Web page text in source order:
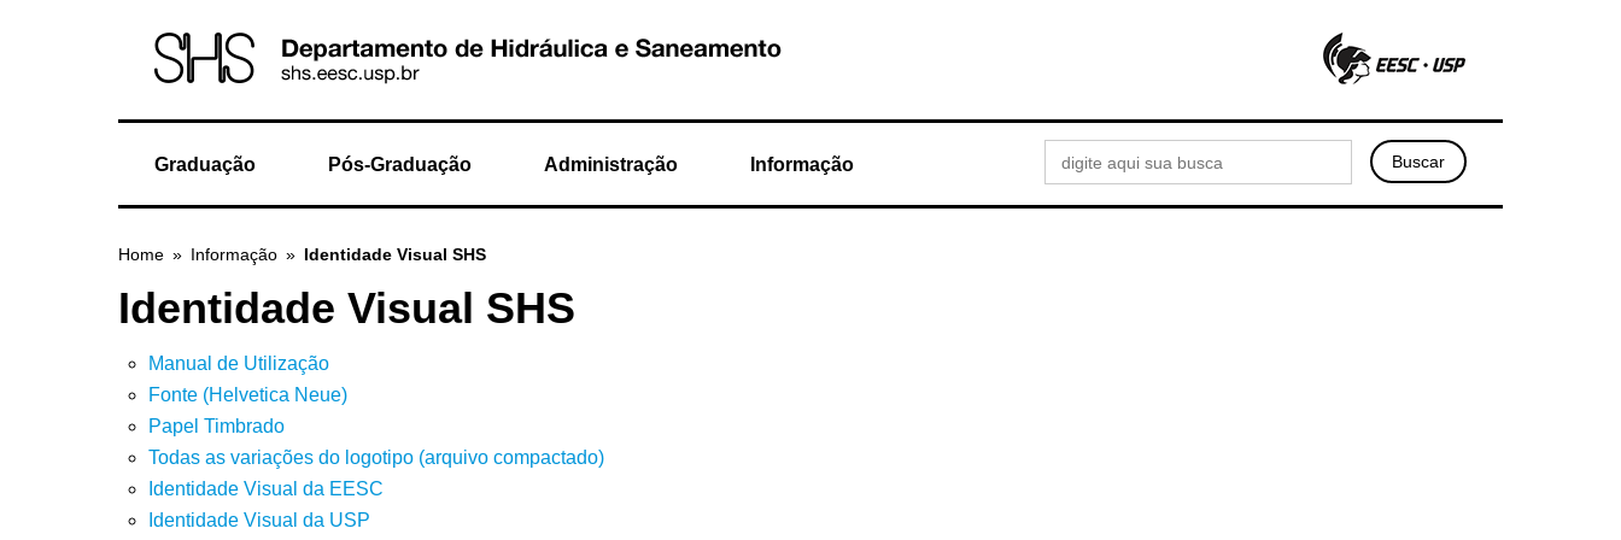
Graduação Pós-Graduação Administração Informação
Home » Informação » Identidade Visual SHS
Identidade Visual SHS
Manual de Utilização
Fonte (Helvetica Neue)
Papel Timbrado
Todas as variações do logotipo (arquivo compactado)
Identidade Visual da EESC
Identidade Visual da USP